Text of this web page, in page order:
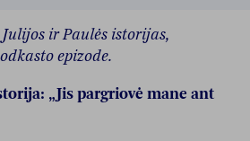
ir Paulės istorijas,
epizode.
„Jis pargriovė mane ant